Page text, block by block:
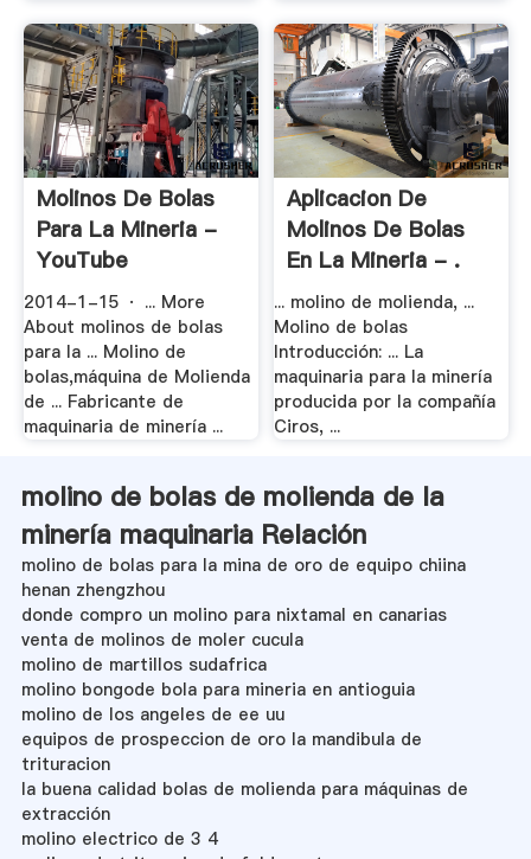
Molinos De Bolas
Para La Mineria -
YouTube
2014-1-15 · ... More
About molinos de bolas
para la ... Molino de
bolas,máquina de Molienda
de ... Fabricante de
maquinaria de minería ...
Aplicacion De
Molinos De Bolas
En La Mineria - .
... molino de molienda, ...
Molino de bolas
Introducción: ... La
maquinaria para la minería
producida por la compañía
Ciros, ...
molino de bolas de molienda de la
minería maquinaria Relación
molino de bolas para la mina de oro de equipo chiina
henan zhengzhou
donde compro un molino para nixtamal en canarias
venta de molinos de moler cucula
molino de martillos sudafrica
molino bongode bola para mineria en antioguia
molino de los angeles de ee uu
equipos de prospeccion de oro la mandibula de
trituracion
la buena calidad bolas de molienda para máquinas de
extracción
molino electrico de 3 4